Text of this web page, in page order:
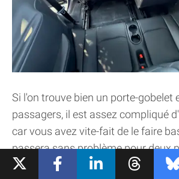
Si l'on trouve bien un porte-gobelet
passagers, il est assez compliqué
car vous avez vite-fait de le faire
passera sans problème pour deux
On trouve aussi un port USB